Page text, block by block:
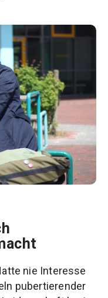
nie Interesse
pubertierender